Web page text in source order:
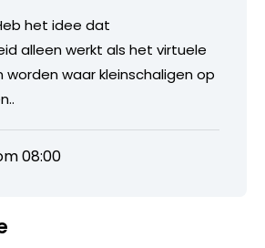
het idee dat
alleen werkt als het virtuele
waar kleinschaligen op
08:00